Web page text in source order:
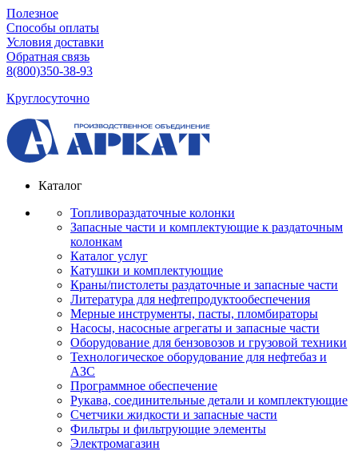
Полезное
Способы оплаты
Условия доставки
Обратная связь
8(800)350-38-93
Круглосуточно
Каталог
Топливораздаточные колонки
Запасные части и комплектующие к раздаточным
колонкам
Каталог услуг
Катушки и комплектующие
Краны/пистолеты раздаточные и запасные части
Литература для нефтепродуктообеспечения
Мерные инструменты, пасты, пломбираторы
Насосы, насосные агрегаты и запасные части
Оборудование для бензовозов и грузовой техники
Технологическое оборудование для нефтебаз и
АЗС
Программное обеспечение
Рукава, соединительные детали и комплектующие
Счетчики жидкости и запасные части
Фильтры и фильтрующие элементы
Электромагазин